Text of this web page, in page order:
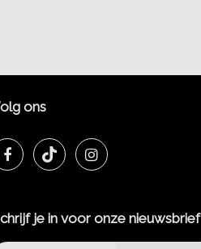
ons
je in voor onze nieuwsbrief